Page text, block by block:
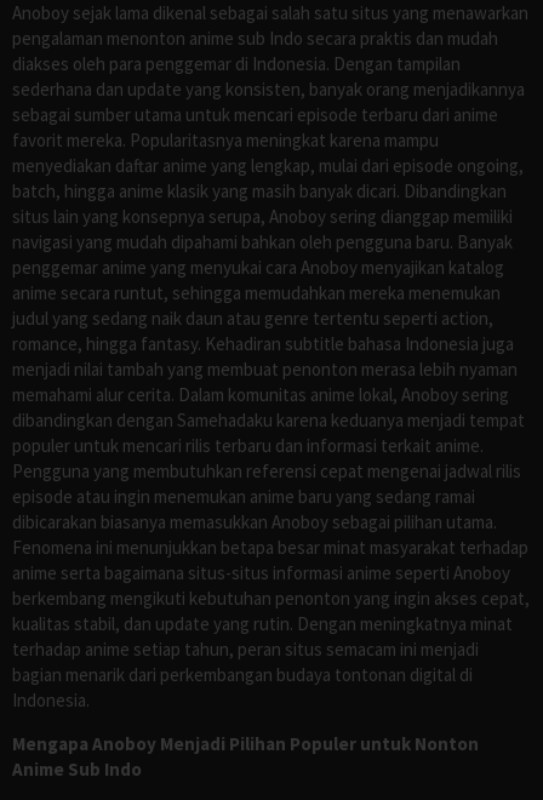
Anoboy sejak lama dikenal sebagai salah satu situs yang menawarkan
pengalaman menonton anime sub Indo secara praktis dan mudah
diakses oleh para penggemar di Indonesia. Dengan tampilan
sederhana dan update yang konsisten, banyak orang menjadikannya
sebagai sumber utama untuk mencari episode terbaru dari anime
favorit mereka. Popularitasnya meningkat karena mampu
menyediakan daftar anime yang lengkap, mulai dari episode ongoing,
batch, hingga anime klasik yang masih banyak dicari. Dibandingkan
situs lain yang konsepnya serupa, Anoboy sering dianggap memiliki
navigasi yang mudah dipahami bahkan oleh pengguna baru. Banyak
penggemar anime yang menyukai cara Anoboy menyajikan katalog
anime secara runtut, sehingga memudahkan mereka menemukan
judul yang sedang naik daun atau genre tertentu seperti action,
romance, hingga fantasy. Kehadiran subtitle bahasa Indonesia juga
menjadi nilai tambah yang membuat penonton merasa lebih nyaman
memahami alur cerita. Dalam komunitas anime lokal, Anoboy sering
dibandingkan dengan Samehadaku karena keduanya menjadi tempat
populer untuk mencari rilis terbaru dan informasi terkait anime.
Pengguna yang membutuhkan referensi cepat mengenai jadwal rilis
episode atau ingin menemukan anime baru yang sedang ramai
dibicarakan biasanya memasukkan Anoboy sebagai pilihan utama.
Fenomena ini menunjukkan betapa besar minat masyarakat terhadap
anime serta bagaimana situs-situs informasi anime seperti Anoboy
berkembang mengikuti kebutuhan penonton yang ingin akses cepat,
kualitas stabil, dan update yang rutin. Dengan meningkatnya minat
terhadap anime setiap tahun, peran situs semacam ini menjadi
bagian menarik dari perkembangan budaya tontonan digital di
Indonesia.
Mengapa Anoboy Menjadi Pilihan Populer untuk Nonton
Anime Sub Indo